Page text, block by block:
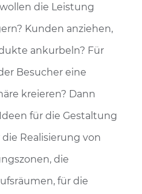
die Leistung
Kunden anziehen,
ankurbeln? Für
Besucher eine
kreieren? Dann
für die Gestaltung
Realisierung von
die
für die